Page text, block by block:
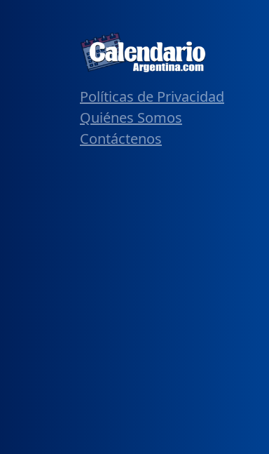
Políticas de Privacidad
Quiénes Somos
Contáctenos